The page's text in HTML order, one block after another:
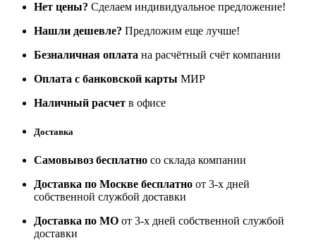
Нет цены? Сделаем индивидуальное предложение!
Нашли дешевле? Предложим еще лучше!
Безналичная оплата на расчётный счёт компании
Оплата с банковской карты МИР
Наличный расчет в офисе
Доставка
Самовывоз бесплатно со склада компании
Доставка по Москве бесплатно от 3-х дней
собственной службой доставки
Доставка по МО от 3-х дней собственной службой
доставки